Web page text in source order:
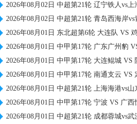
2026年08月02日 中超第21轮 辽宁铁人vs上海
2026年08月02日 中超第21轮 青岛西海岸vs青岛
2026年08月01日 东北超第6轮 大连队 VS
2026年08月01日 中甲第17轮 广东广州豹 VS 佛山
2026年08月01日 中甲第17轮 大连鲲城 VS 陕西
2026年08月01日 中甲第17轮 南通支云 VS 定南
2026年08月01日 中超第21轮 上海海港vs山东
2026年08月01日 中甲第17轮 宁波 VS 广
2026年08月01日 中超第21轮 成都蓉城vs武汉